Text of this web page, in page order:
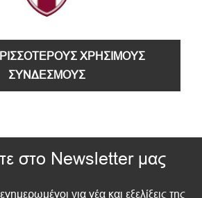
ΧΡΗΣΙΜΟΥΣ
ΣΥΝΔΕΣΜΟΥΣ
στο Newsletter μας
για νέα και εξελίξεις της